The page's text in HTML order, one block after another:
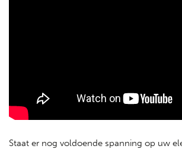
Staat er nog voldoende spanning op uw